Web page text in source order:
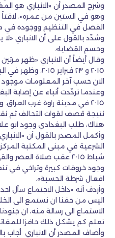
وشرح المصدر أن «الانباري هو
وهو في الستين من عمره»، لافتاً
الفصل في التنظيم ووجوده في
وشدّد بالقول على أن الانباري «لا
وحسم القضايا».
٢٠١٥ و ٢٣ فبراير
الان حسب آخر المعلومات موجود
٢٠١٥ في مدينة راوة غرب
نتيجة قصف لقوات التحالف ثم
هناك، طلب البغدادي وجود ابو
وأكمل المصدر بالقول أن
شباط ٢٠١٥ عقب صلاة
وجود خروقات كبيرة وتراخي في
افعال شرطة الحسبة».
وأردف أنه «داخل الاجتماع سأل
اليس من حقنا ان نستمع الى
الاستماع الى رسالة منه، ان
تعلم كم يشكل ذلك حافزا
وأضاف المصدر أن الانباري أجاب